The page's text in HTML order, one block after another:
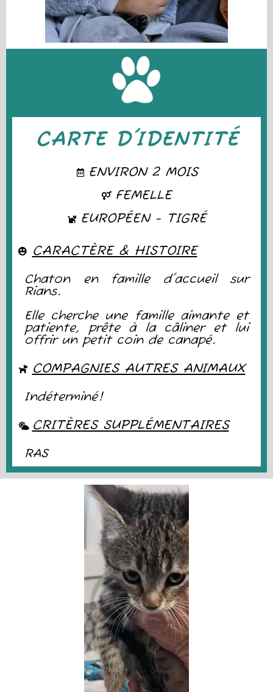
CARTE D'IDENTITÉ
ENVIRON 2 MOIS
FEMELLE
EUROPÉEN - TIGRÉ
CARACTÈRE & HISTOIRE
Chaton en famille d'accueil sur
Rians.
Elle cherche une famille aimante et
patiente, prête à la câliner et lui
offrir un petit coin de canapé.
COMPAGNIES AUTRES ANIMAUX
Indéterminé!
CRITÈRES SUPPLÉMENTAIRES
RAS